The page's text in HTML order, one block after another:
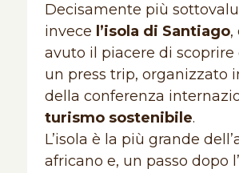
Decisamente più
invece l’isola di Santiago,
avuto il piacere di scoprire
un press trip, organizzato
della conferenza
turismo sostenibile.
L’isola è la più grande
africano e, un passo dopo